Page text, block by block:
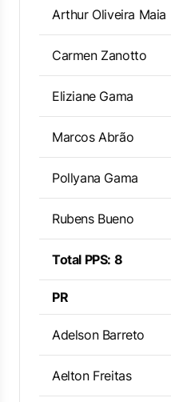
Arthur Oliveira Maia
Carmen Zanotto
Eliziane Gama
Marcos Abrão
Pollyana Gama
Rubens Bueno
Total PPS: 8
PR
Adelson Barreto
Aelton Freitas